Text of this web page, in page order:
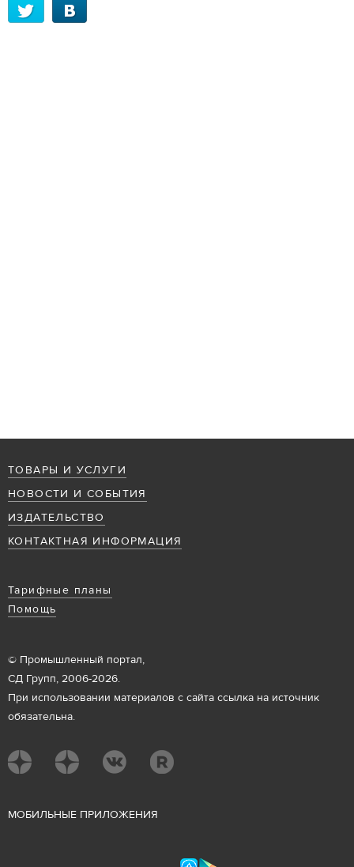
ТОВАРЫ И УСЛУГИ
НОВОСТИ И СОБЫТИЯ
ИЗДАТЕЛЬСТВО
КОНТАКТНАЯ ИНФОРМАЦИЯ
Тарифные планы
Помощь
© Промышленный портал,
СД Групп, 2006-2026.
При использовании материалов с сайта ссылка на источник
обязательна.
МОБИЛЬНЫЕ ПРИЛОЖЕНИЯ